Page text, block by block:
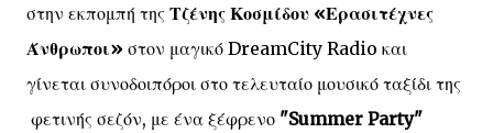
στην εκπομπή της Τζένης Κοσμίδου «Ερασιτέχνες
Άνθρωποι» στον μαγικό DreamCity Radio και
γίνεται συνοδοιπόροι στο τελευταίο μουσικό ταξίδι της
φετινής σεζόν, με ένα ξέφρενο "Summer Party"